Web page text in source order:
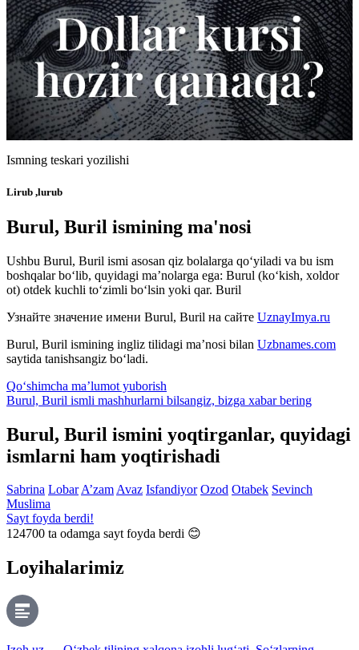
Ismning teskari yozilishi
Lirub ,lurub
Burul, Buril ismining ma'nosi
Ushbu Burul, Buril ismi asosan qiz bolalarga qo‘yiladi va bu ism
boshqalar bo‘lib, quyidagi ma’nolarga ega: Burul (ko‘kish, xoldor
ot) otdek kuchli to‘zimli bo‘lsin yoki qar. Buril
Узнайте значение имени Burul, Buril на сайте UznayImya.ru
Burul, Buril ismining ingliz tilidagi ma’nosi bilan Uzbnames.com
saytida tanishsangiz bo‘ladi.
Qo‘shimcha ma’lumot yuborish
Burul, Buril ismli mashhurlarni bilsangiz, bizga xabar bering
Burul, Buril ismini yoqtirganlar, quyidagi
ismlarni ham yoqtirishadi
Sabrina LobarA’zamAvaz Isfandiyor Ozod Otabek Sevinch
Muslima
Sayt foyda berdi!
124700 ta odamga sayt foyda berdi 😊
Loyihalarimiz